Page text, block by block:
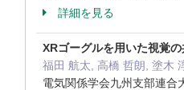
詳細を見る
XRゴーグルを用いた視覚
福田 航太, 高橋 哲朗, 塗木
電気関係学会九州支部連